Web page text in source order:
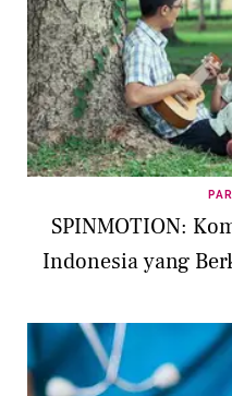
SPINMOTION:
Indonesia yang